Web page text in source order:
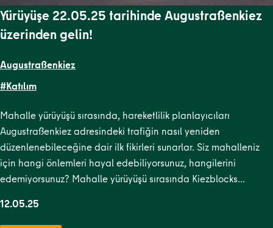
Yürüyüşe 22.05.25 tarihinde Augustraßenkiez
üzerinden gelin!
Augustraßenkiez
#Katılım
Mahalle yürüyüşü sırasında, hareketlilik planlayıcıları
Augustraßenkiez adresindeki trafiğin nasıl yeniden
düzenlenebileceğine dair ilk fikirleri sunarlar. Siz mahalleniz
için hangi önlemleri hayal edebiliyorsunuz, hangilerini
edemiyorsunuz? Mahalle yürüyüşü sırasında Kiezblocks…
12.05.25